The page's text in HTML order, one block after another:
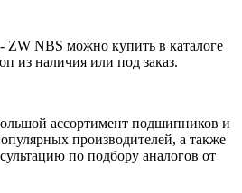
NBS можно купить в каталоге
из наличия или под заказ.
ассортимент подшипников и
производителей, а также
по подбору аналогов от